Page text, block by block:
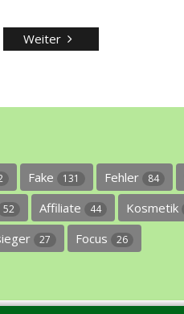
Weiter
Fake 131 Fehler 84
52 Affiliate 44 Kosmetik
27 Focus 26